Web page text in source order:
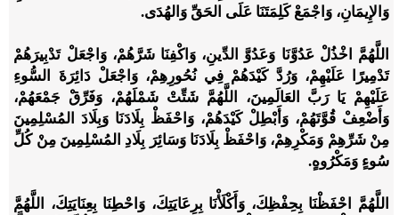
وَالإِيمَانِ، وَاجْمَعْ كَلِمَتَنَا عَلَى الحَقِّ وَالهُدَى.
اللَّهُمَّ اخْذُلْ عَدُوَّنَا وَعَدُوَّ الدِّينِ، وَاكْفِنَا شَرَّهُمْ، وَاجْعَلْ تَدْبِيرَهُمْ
تَدْمِيرًا عَلَيْهِمْ، وَرُدَّ كَيْدَهُمْ فِي نُحُورِهِمْ، وَاجْعَلْ دَائِرَةَ السُّوءِ
عَلَيْهِمْ يَا رَبَّ العَالَمِينَ، اللَّهُمَّ شَتِّتْ شَمْلَهُمْ، وَفَرِّقْ جَمْعَهُمْ،
وَأَضْعِفْ قُوَّتَهُمْ، وَأَبْطِلْ كَيْدَهُمْ، وَاحْفَظْ بِلَادَنَا وَبِلَادَ المُسْلِمِينَ
مِنْ شَرِّهِمْ وَمَكْرِهِمْ، وَاحْفَظْ بِلَادَنَا وَسَائِرَ بِلَادِ المُسْلِمِينَ مِنْ كُلِّ
سُوءٍ وَمَكْرُوهٍ.
اللَّهُمَّ احْفَظْنَا بِحِفْظِكَ، وَأَكْلَأْنَا بِرِعَايَتِكَ، وَاحْطِنَا بِعِنَايَتِكَ، اللَّهُمَّ